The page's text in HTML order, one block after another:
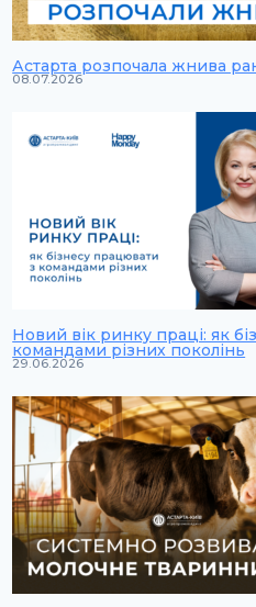
Астарта розпочала жнива
08.07.2026
Новий вік ринку праці: як
командами різних поколінь
29.06.2026